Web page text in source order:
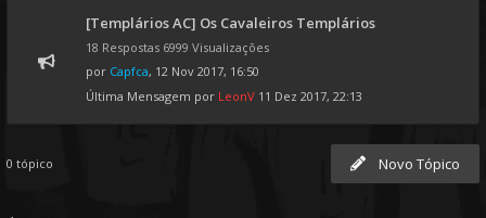
[Templários AC] Os Cavaleiros Templários
18 Respostas 6999 Visualizações
por Capfca, 12 Nov 2017, 16:50
Última Mensagem por LeonV 11 Dez 2017, 22:13
Novo Tópico
0 tópico